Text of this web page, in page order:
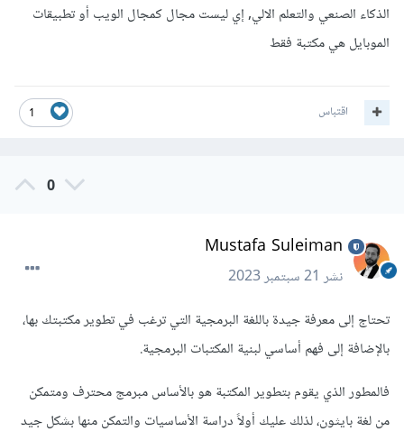
الذكاء الصنعي والتعلم الالي, إي ليست مجال كمجال الويب أو تطبيقات
الموبايل هي مكتبة فقط
1 اقتباس
0
Mustafa Suleiman
نشر21 سبتمبر 2023
تحتاج إلى معرفة جيدة باللغة البرمجية التي ترغب في تطوير مكتبتك بها،
بالإضافة إلى فهم أساسي لبنية المكتبات البرمجية.
فالمطور الذي يقوم بتطوير المكتبة هو بالأساس مبرمج محترف ومتمكن
من لغة بايثون، لذلك عليك أولاً دراسة الأساسيات والتمكن منها بشكل جيد